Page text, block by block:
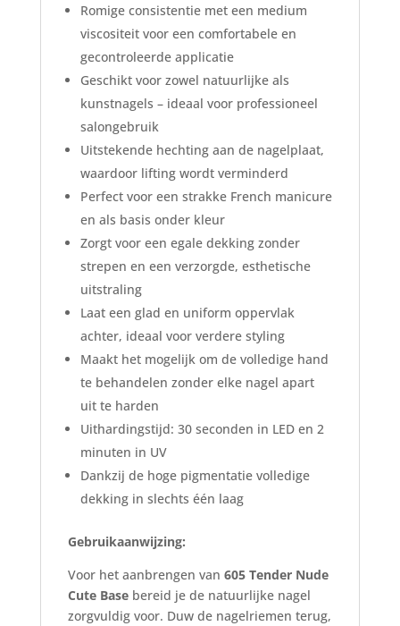
Romige consistentie met een medium
viscositeit voor een comfortabele en
gecontroleerde applicatie
Geschikt voor zowel natuurlijke als
kunstnagels – ideaal voor professioneel
salongebruik
Uitstekende hechting aan de nagelplaat,
waardoor lifting wordt verminderd
Perfect voor een strakke French manicure
en als basis onder kleur
Zorgt voor een egale dekking zonder
strepen en een verzorgde, esthetische
uitstraling
Laat een glad en uniform oppervlak
achter, ideaal voor verdere styling
Maakt het mogelijk om de volledige hand
te behandelen zonder elke nagel apart
uit te harden
Uithardingstijd: 30 seconden in LED en 2
minuten in UV
Dankzij de hoge pigmentatie volledige
dekking in slechts één laag
Gebruikaanwijzing:
Voor het aanbrengen van 605 Tender Nude
Cute Basebereid je de natuurlijke nagel
zorgvuldig voor. Duw de nagelriemen terug,